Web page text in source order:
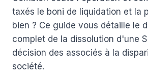
taxés le boni de liquidation et la
bien ? Ce guide vous détaille le
complet de la dissolution d'une
décision des associés à la
société.